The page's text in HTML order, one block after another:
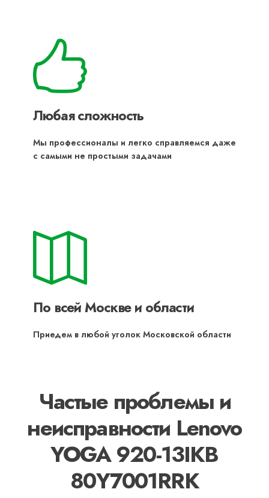
Любая сложность
Мы профессионалы и легко справляемся даже
с самыми не простыми задачами
По всей Москве и области
Приедем в любой уголок Московской области
Частые проблемы и
неисправности Lenovo
YOGA 920-13IKB
80Y7001RRK